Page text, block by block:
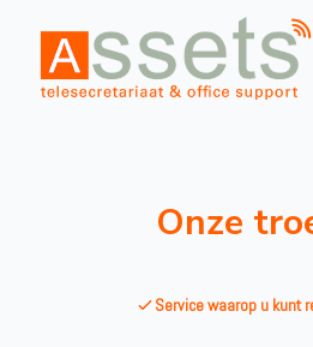
Onze
Service waarop u